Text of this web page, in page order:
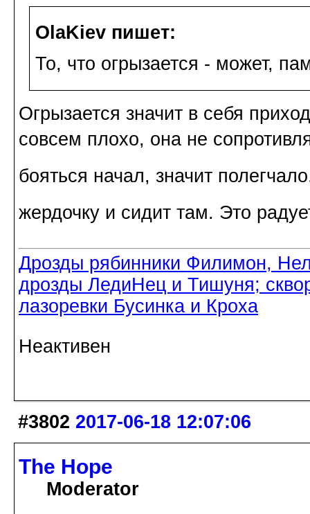
OlaKiev пишет:
То, что огрызается - может,
Огрызается значит в себя
совсем плохо, она не
бояться начал, значит
жердочку и сидит там. Это
Дрозды рябинники Филимон,
дрозды ЛедиНец и Тишуня;
лазоревки Бусинка и Кроха
Неактивен
#3802 2017-06-18 12:07:06
The Hope
Moderator